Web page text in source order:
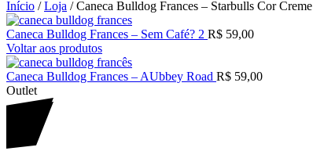
Início /Loja /Caneca Bulldog Frances – Starbulls Cor Creme
Caneca Bulldog Frances – Sem Café? 2 R$ 59,00
Voltar aos produtos
Caneca Bulldog Frances – AUbbey Road R$ 59,00
Outlet